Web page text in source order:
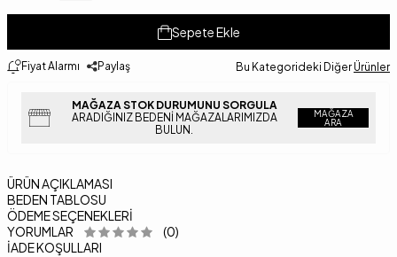
Sepete Ekle
Fiyat Alarmı Paylaş Bu Kategorideki Diğer Ürünler
MAĞAZA STOK DURUMUNU SORGULA
ARADIĞINIZ BEDENI MAĞAZALARIMIZDA
BULUN.
MAĞAZA
ARA
ÜRÜN AÇIKLAMASI
BEDEN TABLOSU
ÖDEME SEÇENEKLERI
YORUMLAR
(0)
İADE KOŞULLARI